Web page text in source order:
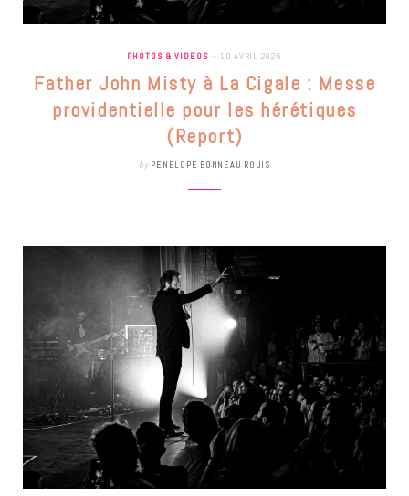
PHOTOS & VIDEOS 10 AVRIL 2025
Father John Misty à La Cigale : Messe
providentielle pour les hérétiques
(Report)
by PENELOPE BONNEAU ROUIS